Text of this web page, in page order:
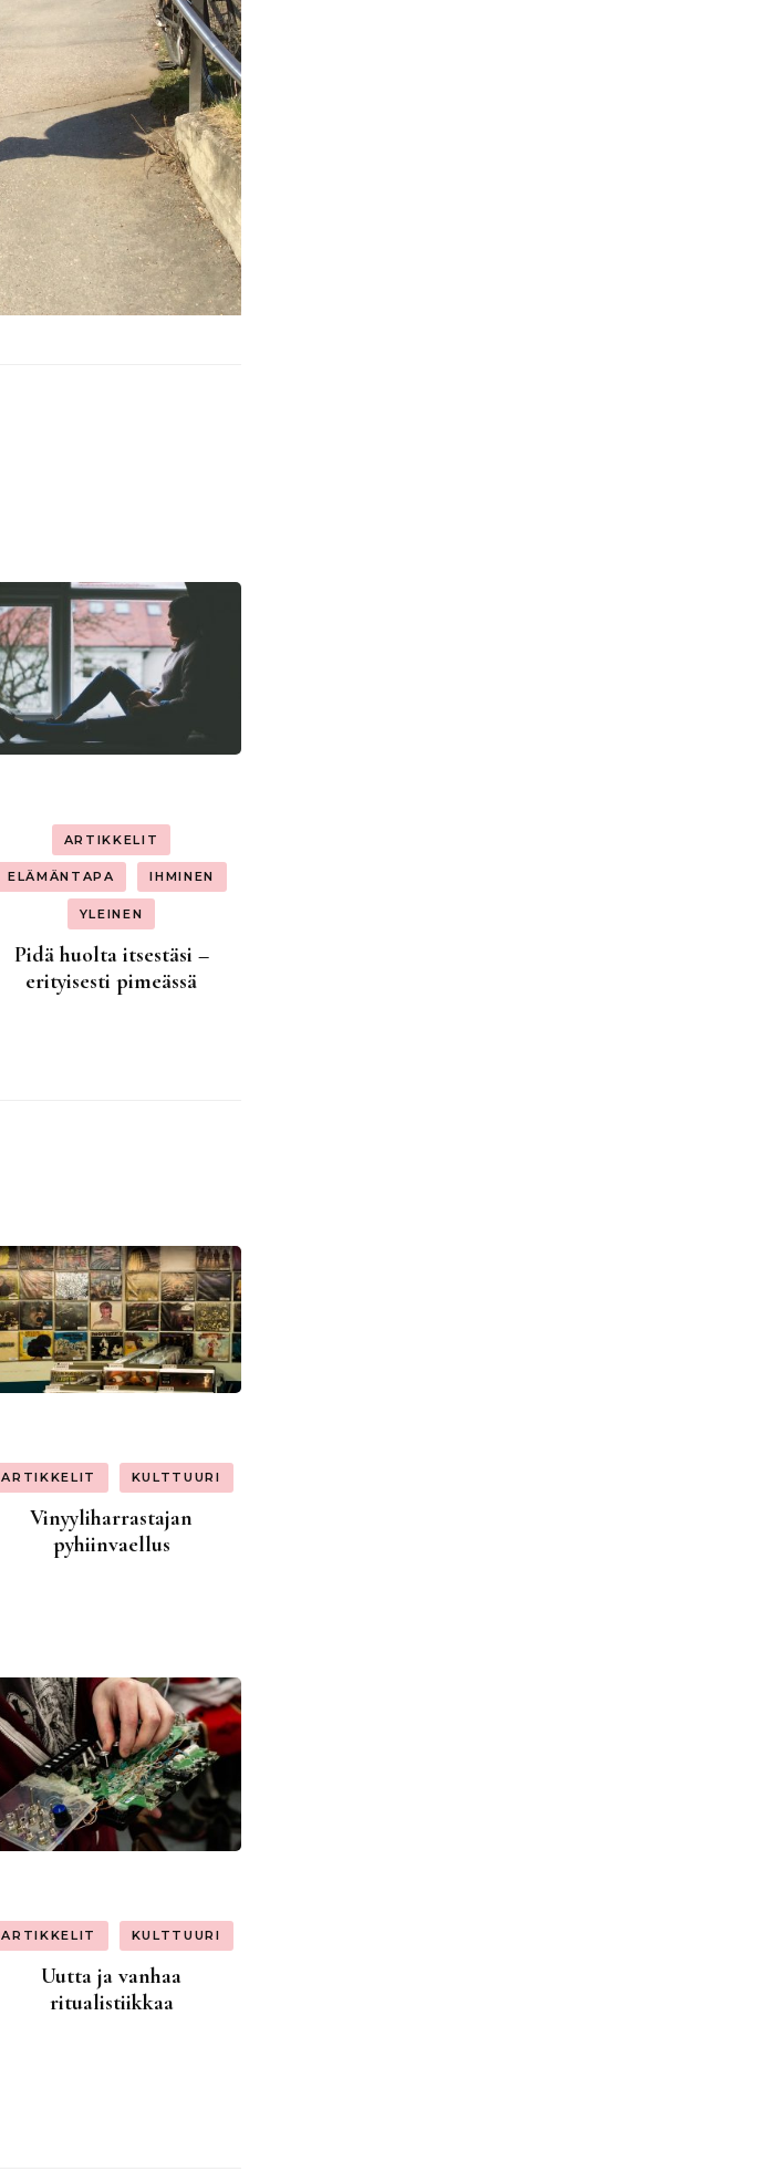
ARTIKKELIT
ELÄMÄNTAPA IHMINEN
YLEINEN
Pidä huolta itsestäsi –
erityisesti pimeässä
ARTIKKELIT KULTTUURI
Vinyyliharrastajan
pyhiinvaellus
ARTIKKELIT KULTTUURI
Uutta ja vanhaa
ritualistiikkaa